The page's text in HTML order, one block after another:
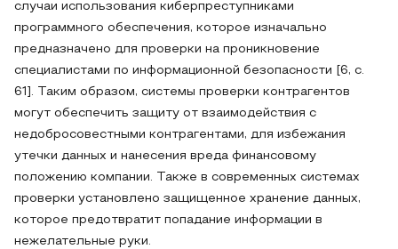
случаи использования киберпреступниками
программного обеспечения, которое изначально
предназначено для проверки на проникновение
специалистами по информационной безопасности [6, с.
61]. Таким образом, системы проверки контрагентов
могут обеспечить защиту от взаимодействия с
недобросовестными контрагентами, для избежания
утечки данных и нанесения вреда финансовому
положению компании. Также в современных системах
проверки установлено защищенное хранение данных,
которое предотвратит попадание информации в
нежелательные руки.